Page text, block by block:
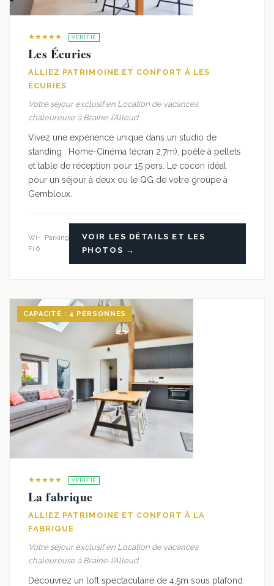
★★★★★ VÉRIFIÉ
Les Écuries
ALLIEZ PATRIMOINE ET CONFORT À LES
ÉCURIES
Votre séjour exclusif en Location de vacances
chaleureuse à Braine-l’Alleud
Vivez une expérience unique dans un studio de
standing : Home-Cinéma (écran 2,7m), poêle à pellets
et table de réception pour 15 pers. Le cocon idéal
pour un séjour à deux ou le QG de votre groupe à
Gembloux.
Wi-
Fi 6
Parking
VOIR LES DÉTAILS ET LES
PHOTOS →
CAPACITÉ : 4 PERSONNES
★★★★★ VÉRIFIÉ
La fabrique
ALLIEZ PATRIMOINE ET CONFORT À LA
FABRIQUE
Votre séjour exclusif en Location de vacances
chaleureuse à Braine-l’Alleud
Découvrez un loft spectaculaire de 4,5m sous plafond